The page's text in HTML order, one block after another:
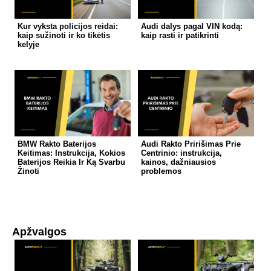
Kur vyksta policijos reidai:
kaip sužinoti ir ko tikėtis
kelyje
Audi dalys pagal VIN kodą:
kaip rasti ir patikrinti
BMW Rakto Baterijos
Keitimas: Instrukcija, Kokios
Baterijos Reikia Ir Ką Svarbu
Žinoti
Audi Rakto Pririšimas Prie
Centrinio: instrukcija,
kainos, dažniausios
problemos
Apžvalgos